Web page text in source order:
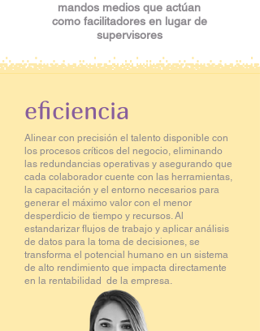
mandos medios que actúan
como facilitadores en lugar de
supervisores
eficiencia
Alinear con precisión el talento disponible con
los procesos críticos del negocio, eliminando
las redundancias operativas y asegurando que
cada colaborador cuente con las herramientas,
la capacitación y el entorno necesarios para
generar el máximo valor con el menor
desperdicio de tiempo y recursos. Al
estandarizar flujos de trabajo y aplicar análisis
de datos para la toma de decisiones, se
transforma el potencial humano en un sistema
de alto rendimiento que impacta directamente
en la rentabilidad de la empresa.